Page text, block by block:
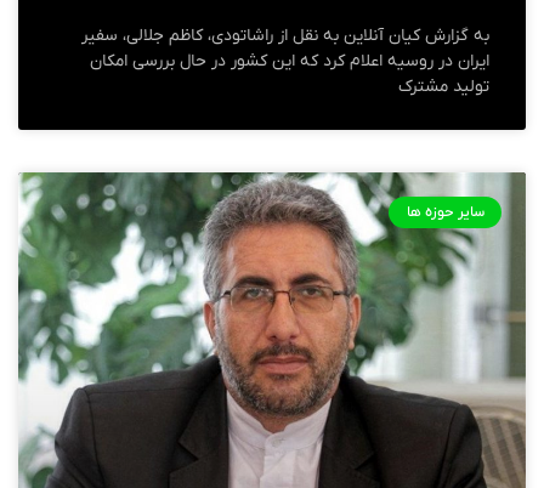
به گزارش کیان آنلاین به نقل از راشاتودی، کاظم جلالی، سفیر
ایران در روسیه اعلام کرد که این کشور در حال بررسی امکان
تولید مشترک
سایر حوزه ها